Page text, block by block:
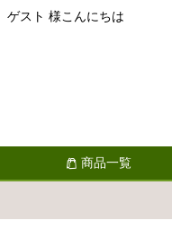
ゲスト 様こんにちは
商品一覧